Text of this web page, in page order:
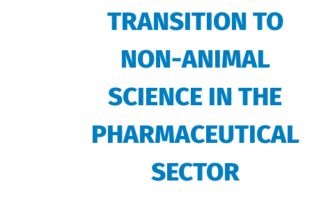
TRANSITION TO
NON-ANIMAL
SCIENCE IN THE
PHARMACEUTICAL
SECTOR